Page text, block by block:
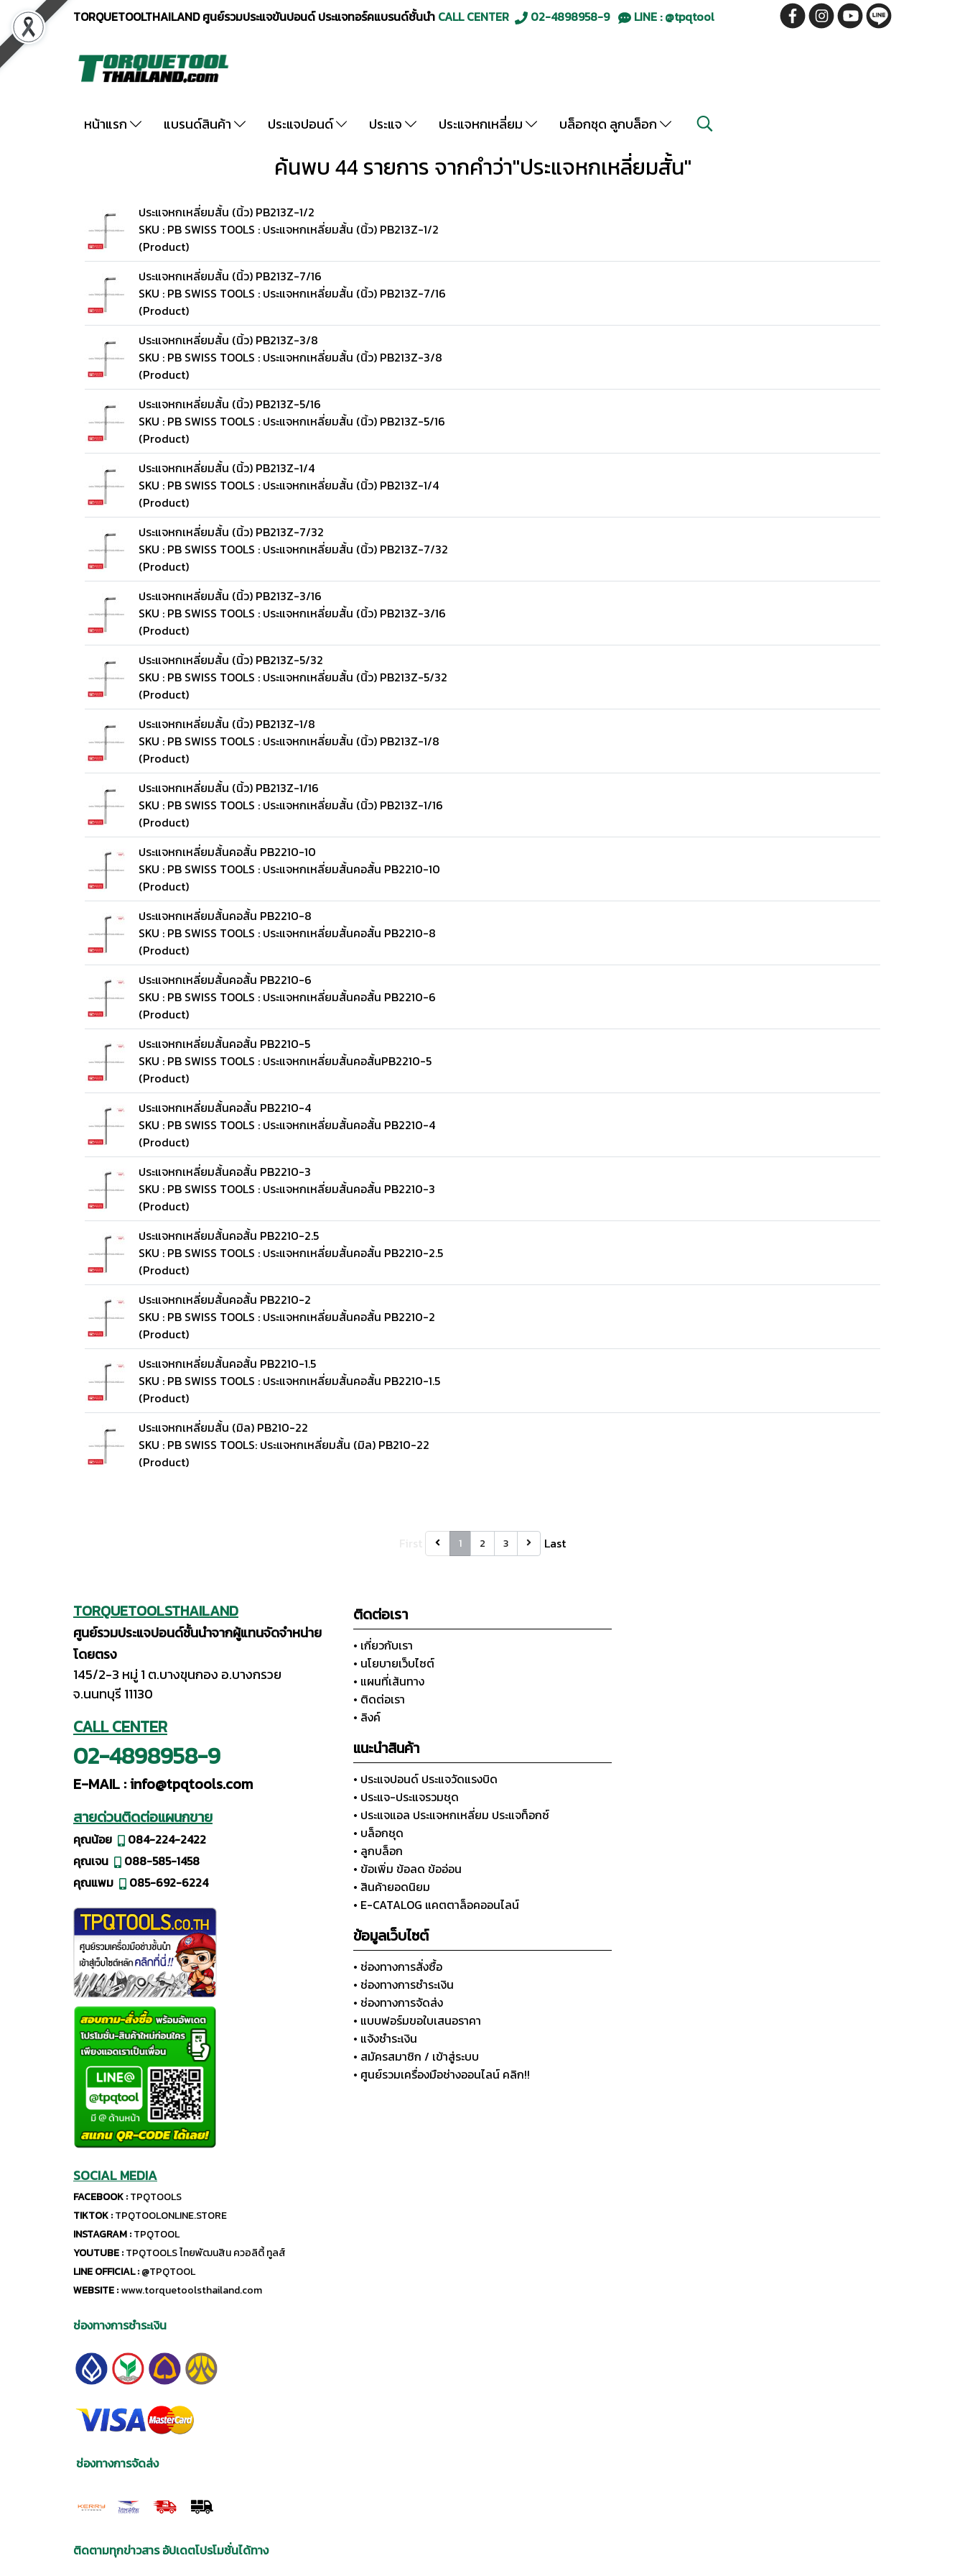
TORQUETOOLTHAILAND ศูนย์รวมประแจขันปอนด์ ประแจทอร์คแบรนด์ชั้นนำ CALL CENTER 02-4898958-9 LINE : @tpqtool
หน้าแรก แบรนด์สินค้า ประแจปอนด์ ประแจ ประแจหกเหลี่ยม บล็อกชุด ลูกบล็อก
ค้นพบ 44 รายการ จากคำว่า"ประแจหกเหลี่ยมสั้น"
ประแจหกเหลี่ยมสั้น (นิ้ว) PB213Z-1/2
SKU : PB SWISS TOOLS : ประแจหกเหลี่ยมสั้น (นิ้ว) PB213Z-1/2
(Product)
ประแจหกเหลี่ยมสั้น (นิ้ว) PB213Z-7/16
SKU : PB SWISS TOOLS : ประแจหกเหลี่ยมสั้น (นิ้ว) PB213Z-7/16
(Product)
ประแจหกเหลี่ยมสั้น (นิ้ว) PB213Z-3/8
SKU : PB SWISS TOOLS : ประแจหกเหลี่ยมสั้น (นิ้ว) PB213Z-3/8
(Product)
ประแจหกเหลี่ยมสั้น (นิ้ว) PB213Z-5/16
SKU : PB SWISS TOOLS : ประแจหกเหลี่ยมสั้น (นิ้ว) PB213Z-5/16
(Product)
ประแจหกเหลี่ยมสั้น (นิ้ว) PB213Z-1/4
SKU : PB SWISS TOOLS : ประแจหกเหลี่ยมสั้น (นิ้ว) PB213Z-1/4
(Product)
ประแจหกเหลี่ยมสั้น (นิ้ว) PB213Z-7/32
SKU : PB SWISS TOOLS : ประแจหกเหลี่ยมสั้น (นิ้ว) PB213Z-7/32
(Product)
ประแจหกเหลี่ยมสั้น (นิ้ว) PB213Z-3/16
SKU : PB SWISS TOOLS : ประแจหกเหลี่ยมสั้น (นิ้ว) PB213Z-3/16
(Product)
ประแจหกเหลี่ยมสั้น (นิ้ว) PB213Z-5/32
SKU : PB SWISS TOOLS : ประแจหกเหลี่ยมสั้น (นิ้ว) PB213Z-5/32
(Product)
ประแจหกเหลี่ยมสั้น (นิ้ว) PB213Z-1/8
SKU : PB SWISS TOOLS : ประแจหกเหลี่ยมสั้น (นิ้ว) PB213Z-1/8
(Product)
ประแจหกเหลี่ยมสั้น (นิ้ว) PB213Z-1/16
SKU : PB SWISS TOOLS : ประแจหกเหลี่ยมสั้น (นิ้ว) PB213Z-1/16
(Product)
ประแจหกเหลี่ยมสั้นคอสั้น PB2210-10
SKU : PB SWISS TOOLS : ประแจหกเหลี่ยมสั้นคอสั้น PB2210-10
(Product)
ประแจหกเหลี่ยมสั้นคอสั้น PB2210-8
SKU : PB SWISS TOOLS : ประแจหกเหลี่ยมสั้นคอสั้น PB2210-8
(Product)
ประแจหกเหลี่ยมสั้นคอสั้น PB2210-6
SKU : PB SWISS TOOLS : ประแจหกเหลี่ยมสั้นคอสั้น PB2210-6
(Product)
ประแจหกเหลี่ยมสั้นคอสั้น PB2210-5
SKU : PB SWISS TOOLS : ประแจหกเหลี่ยมสั้นคอสั้นPB2210-5
(Product)
ประแจหกเหลี่ยมสั้นคอสั้น PB2210-4
SKU : PB SWISS TOOLS : ประแจหกเหลี่ยมสั้นคอสั้น PB2210-4
(Product)
ประแจหกเหลี่ยมสั้นคอสั้น PB2210-3
SKU : PB SWISS TOOLS : ประแจหกเหลี่ยมสั้นคอสั้น PB2210-3
(Product)
ประแจหกเหลี่ยมสั้นคอสั้น PB2210-2.5
SKU : PB SWISS TOOLS : ประแจหกเหลี่ยมสั้นคอสั้น PB2210-2.5
(Product)
ประแจหกเหลี่ยมสั้นคอสั้น PB2210-2
SKU : PB SWISS TOOLS : ประแจหกเหลี่ยมสั้นคอสั้น PB2210-2
(Product)
ประแจหกเหลี่ยมสั้นคอสั้น PB2210-1.5
SKU : PB SWISS TOOLS : ประแจหกเหลี่ยมสั้นคอสั้น PB2210-1.5
(Product)
ประแจหกเหลี่ยมสั้น (มิล) PB210-22
SKU : PB SWISS TOOLS: ประแจหกเหลี่ยมสั้น (มิล) PB210-22
(Product)
1 2 3 Last
TORQUETOOLSTHAILAND
ศูนย์รวมประแจปอนด์ชั้นนำจากผู้แทนจัดจำหน่าย
โดยตรง
145/2-3 หมู่ 1 ต.บางขุนกอง อ.บางกรวย
จ.นนทบุรี 11130
CALL CENTER
02-4898958-9
E-MAIL :info@tpqtools.com
สายด่วนติดต่อแผนกขาย
คุณน้อย
084-224-2422
คุณเจน
088-585-1458
คุณแพม
085-692-6224
SOCIAL MEDIA
FACEBOOK :TPQTOOLS
TIKTOK :TPQTOOLONLINE.STORE
INSTAGRAM :TPQTOOL
YOUTUBE :TPQTOOLS ไทยพัฒนสิน ควอลิตี้ ทูลส์
LINE OFFICIAL :@TPQTOOL
WEBSITE :www.torquetoolsthailand.com
ช่องทางการชำระเงิน
ช่องทางการจัดส่ง
ติดตามทุกข่าวสาร อัปเดตโปรโมชั่นได้ทาง
ติดต่อเรา
• เกี่ยวกับเรา
• นโยบายเว็บไซต์
• แผนที่เส้นทาง
• ติดต่อเรา
• ลิงค์
แนะนำสินค้า
• ประแจปอนด์ ประแจวัดแรงบิด
• ประแจ-ประแจรวมชุด
• ประแจแอล ประแจหกเหลี่ยม ประแจท็อกซ์
• บล็อกชุด
• ลูกบล็อก
• ข้อเพิ่ม ข้อลด ข้ออ่อน
• สินค้ายอดนิยม
• E-CATALOG แคตตาล็อคออนไลน์
ข้อมูลเว็บไซต์
• ช่องทางการสั่งซื้อ
• ช่องทางการชำระเงิน
• ช่องทางการจัดส่ง
• แบบฟอร์มขอใบเสนอราคา
• แจ้งชำระเงิน
• สมัครสมาชิก / เข้าสู่ระบบ
• ศูนย์รวมเครื่องมือช่างออนไลน์ คลิก!!